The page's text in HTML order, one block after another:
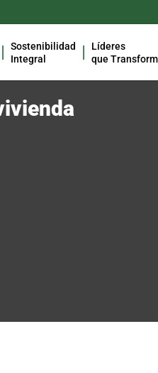
Sostenibilidad
Integral
Líderes
que